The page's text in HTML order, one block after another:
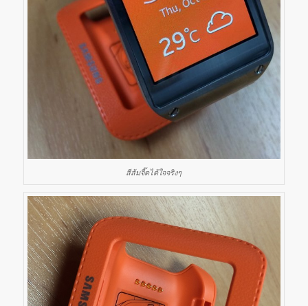
สีส้มจี๊ดได้ใจจริงๆ